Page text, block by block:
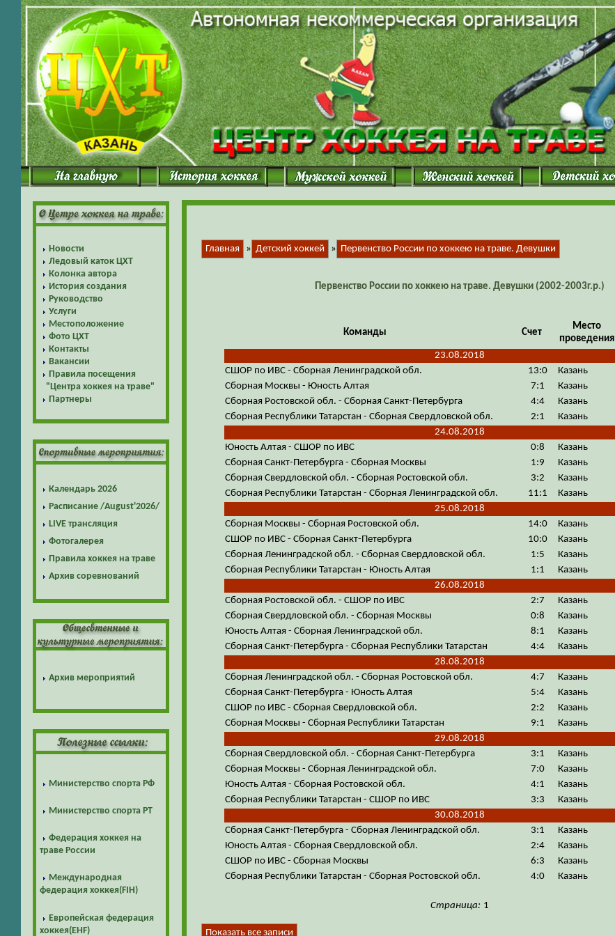
Новости
Ледовый каток ЦХТ
Колонка автора
История создания
Руководство
Услуги
Местоположение
Фото ЦХТ
Контакты
Вакансии
Правила посещения
"Центра хоккея на траве"
Партнеры
Календарь 2026
Расписание /August'2026/
LIVE трансляция
Фотогалерея
Правила хоккея на траве
Архив соревнований
Архив мероприятий
Министерство спорта РФ
Министерство спорта РТ
Федерация хоккея на
траве России
Международная
федерация хоккея(FIH)
Европейская федерация
хоккея(EHF)
Главная » Детский хоккей » Первенство России по хоккею на траве. Девушки
Первенство России по хоккею на траве. Девушки (2002-2003г.р.)
Команды Счет
Место
проведения
23.08.2018
СШОР по ИВС - Сборная Ленинградской обл.
13:0
Казань
Сборная Москвы - Юность Алтая
7:1
Казань
Сборная Ростовской обл. - Сборная Санкт-Петербурга
4:4
Казань
Сборная Республики Татарстан - Сборная Свердловской обл.
2:1
Казань
24.08.2018
Юность Алтая - СШОР по ИВС
0:8
Казань
Сборная Санкт-Петербурга - Сборная Москвы
1:9
Казань
Сборная Свердловской обл. - Сборная Ростовской обл.
3:2
Казань
Сборная Республики Татарстан - Сборная Ленинградской обл.
11:1
Казань
25.08.2018
Сборная Москвы - Сборная Ростовской обл.
14:0
Казань
СШОР по ИВС - Сборная Санкт-Петербурга
10:0
Казань
Сборная Ленинградской обл. - Сборная Свердловской обл.
1:5
Казань
Сборная Республики Татарстан - Юность Алтая
1:1
Казань
26.08.2018
Сборная Ростовской обл. - СШОР по ИВС
2:7
Казань
Сборная Свердловской обл. - Сборная Москвы
0:8
Казань
Юность Алтая - Сборная Ленинградской обл.
8:1
Казань
Сборная Санкт-Петербурга - Сборная Республики Татарстан
4:4
Казань
28.08.2018
Сборная Ленинградской обл. - Сборная Ростовской обл.
4:7
Казань
Сборная Санкт-Петербурга - Юность Алтая
5:4
Казань
СШОР по ИВС - Сборная Свердловской обл.
2:2
Казань
Сборная Москвы - Сборная Республики Татарстан
9:1
Казань
29.08.2018
Сборная Свердловской обл. - Сборная Санкт-Петербурга
3:1
Казань
Сборная Москвы - Сборная Ленинградской обл.
7:0
Казань
Юность Алтая - Сборная Ростовской обл.
4:1
Казань
Сборная Республики Татарстан - СШОР по ИВС
3:3
Казань
30.08.2018
Сборная Санкт-Петербурга - Сборная Ленинградской обл.
3:1
Казань
Юность Алтая - Сборная Свердловской обл.
2:4
Казань
СШОР по ИВС - Сборная Москвы
6:3
Казань
Сборная Республики Татарстан - Сборная Ростовской обл.
4:0 Казань
Страница: 1
Показать все записи